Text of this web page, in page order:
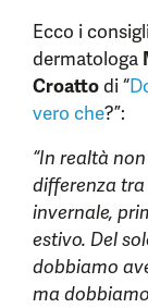
Ecco i
dermatologa
Croattodi “
vero che?”:
“In realtà non
differenza tra
invernale,
estivo. Del
dobbiamo
ma